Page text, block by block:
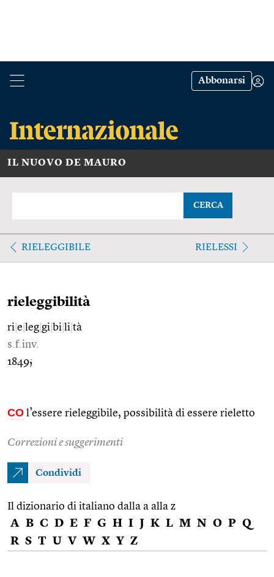
Abbonarsi
IL NUOVO DE MAURO
CERCA
RIELEGGIBILE RIELESSI
rieleggibilità
ri e leg gi bi li tà
s.f.inv.
1849;
CO l’essere rieleggibile, possibilità di essere rieletto
Correzioni e suggerimenti
Condividi
Il dizionario di italiano dalla a alla z
A B C D E F G H I J K L M N O P Q
R S T U V W X Y Z